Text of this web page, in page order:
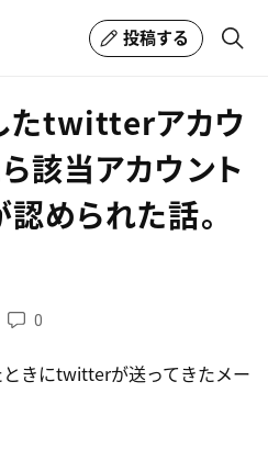
投稿する
たtwitterアカウ
該当アカウント
められた話。
0
きにtwitterが送ってきたメー